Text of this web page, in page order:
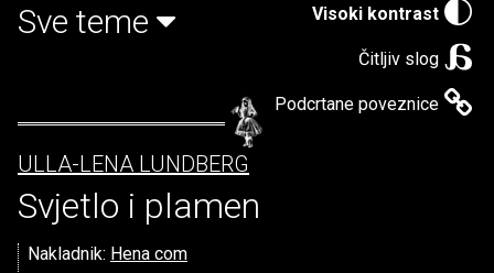
Visoki kontrast
Čitljiv slog
Podcrtane poveznice
Sve teme
ULLA-LENA LUNDBERG
Svjetlo i plamen
Nakladnik: Hena com